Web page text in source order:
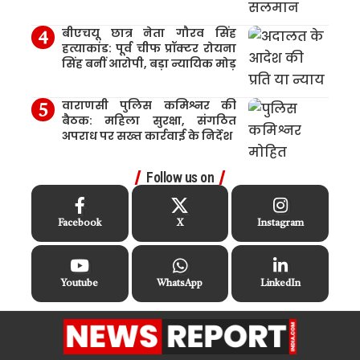
बीएचयू छात्र नेता गौरव सिंह
हत्याकांड: पूर्व चीफ प्रॉक्टर रोयना
सिंह बनीं आरोपी, बड़ा न्यायिक मोड़
वाराणसी पुलिस कमिश्नर की
बैठक: महिला सुरक्षा, संगठित
अपराध पर सख्त कार्रवाई के निर्देश
Follow us on
Facebook X Instagram
Youtube WhatsApp LinkedIn